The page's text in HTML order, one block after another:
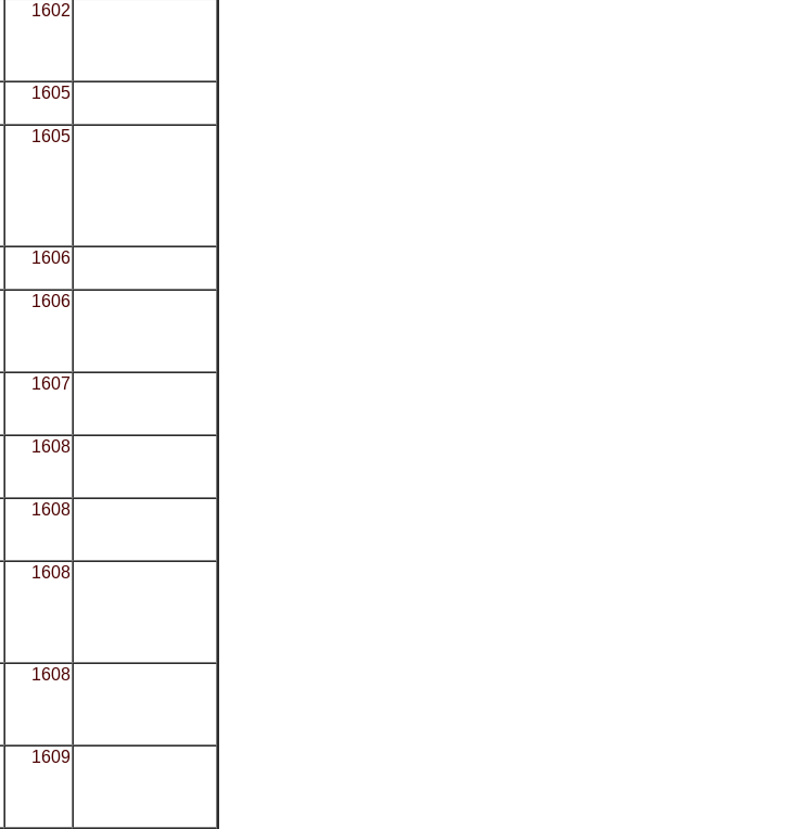
1602
1605
1605
1606
1606
1607
1608
1608
1608
1608
1609